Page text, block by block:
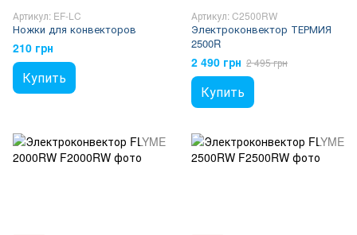
Артикул: EF-LC
Ножки для конвекторов
210 грн
Купить
Артикул: C2500RW
Электроконвектор ТЕРМИЯ
2500R
2 490 грн 2 495 грн
Купить